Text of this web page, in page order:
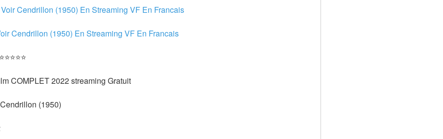
Voir Cendrillon (1950) En Streaming VF En Francais
Cendrillon (1950) En Streaming VF En Francais
COMPLET 2022 streaming Gratuit
(1950)